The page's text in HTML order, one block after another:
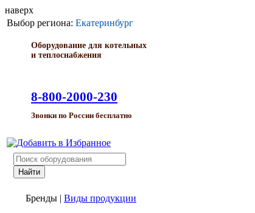
наверх
Выбор региона: Екатеринбург
Оборудование для котельных
и теплоснабжения
8-800-2000-230
Звонки по России бесплатно
Бренды | Виды продукции